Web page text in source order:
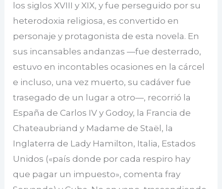
los siglos XVIII y XIX, y fue perseguido por su
heterodoxia religiosa, es convertido en
personaje y protagonista de esta novela. En
sus incansables andanzas —fue desterrado,
estuvo en incontables ocasiones en la cárcel
e incluso, una vez muerto, su cadáver fue
trasegado de un lugar a otro—, recorrió la
España de Carlos IV y Godoy, la Francia de
Chateaubriand y Madame de Staël, la
Inglaterra de Lady Hamilton, Italia, Estados
Unidos («país donde por cada respiro hay
que pagar un impuesto», comenta fray